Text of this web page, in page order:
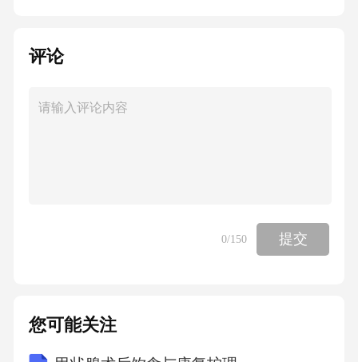
架：真实性、层次性与交互性2.2层次性：从“基
需循序渐进。虚拟场景按难度可分为三级：初
染病防控中，是否强制隔离拒绝治疗的轻症患
者）；高级场景则需应对系统性伦理困境（如
场景中的表现：最初他试图“公平分配”，但当虚
评论
0/150 提交
您可能关注